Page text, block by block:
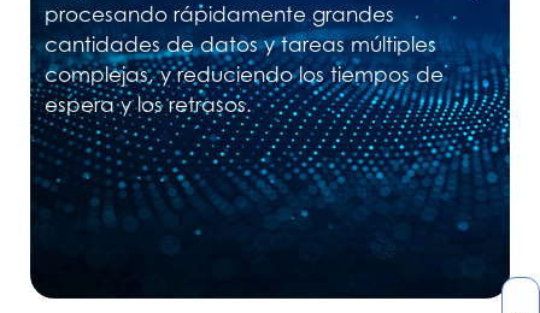
procesando rápidamente grandes
cantidades de datos y tareas múltiples
complejas, y reduciendo los tiempos de
espera y los retrasos.